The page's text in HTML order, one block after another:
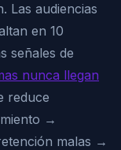
Las audiencias
en 10
señales de
nunca llegan
reduce
→
malas →